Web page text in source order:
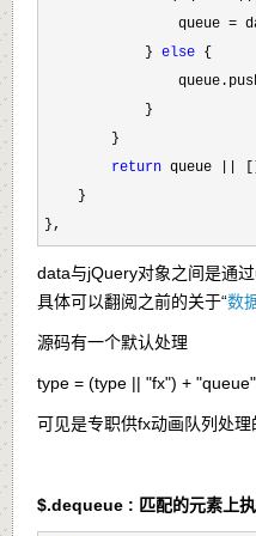
                queue
=
            }
else {
            }
        }
return queue ||
    }
},
data与jQuery对象之间是通
具体可以翻阅之前的关于“数
源码有一个默认处理
type = (type || "fx") + "queue"
可见是专职供fx动画队列处理
$.dequeue : 匹配的元素上